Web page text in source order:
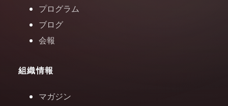
プログラム
ブログ
会報
組織情報
マガジン